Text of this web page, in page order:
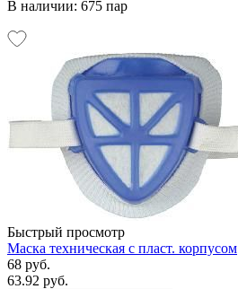
В наличии: 675 пар
Быстрый просмотр
Маска техническая с пласт. корпусом
68 руб.
63.92 руб.